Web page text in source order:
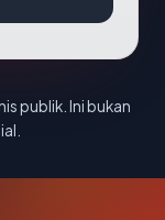
publik. Ini bukan